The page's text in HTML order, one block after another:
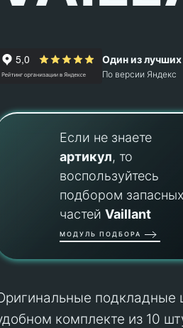
Один из
По версии Яндекс
Если не знаете
артикул, то
воспользуйтесь
подбором запасных
частейVaillant
МОДУЛЬ ПОДБОРА
подкладные
комплекте из 10